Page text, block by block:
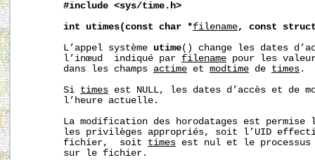
#include <sys/time.h>
int
utimes(const char *filename, const
       L’appel système
utime() change les dates
       l’inœud  indiqué par
filename pour les
       dans les champs
actime et modtime de times .
       Si
times est NULL, les dates d’accès et de
       l’heure actuelle.
La modification des horodatages est permise
les privilèges appropriés, soit l’UID
       fichier,  soit
times est nul et le processus
       sur le fichier.